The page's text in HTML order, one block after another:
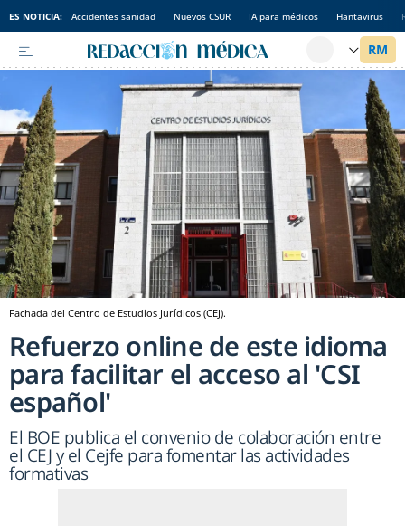
ES NOTICIA: Accidentes sanidad Nuevos CSUR IA para médicos Hantavirus
Fachada del Centro de Estudios Jurídicos (CEJ).
Refuerzo online de este idioma
para facilitar el acceso al 'CSI
español'
El BOE publica el convenio de colaboración entre
el CEJ y el Cejfe para fomentar las actividades
formativas